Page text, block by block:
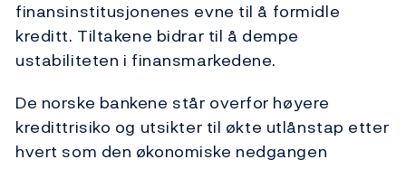
finansinstitusjonenes evne til å formidle
kreditt. Tiltakene bidrar til å dempe
ustabiliteten i finansmarkedene.
De norske bankene står overfor høyere
kredittrisiko og utsikter til økte utlånstap etter
hvert som den økonomiske nedgangen